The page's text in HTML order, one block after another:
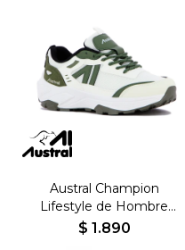
Austral Champion
Lifestyle de Hombre
BANGKOK - Blanco/Verde
$ 1.890